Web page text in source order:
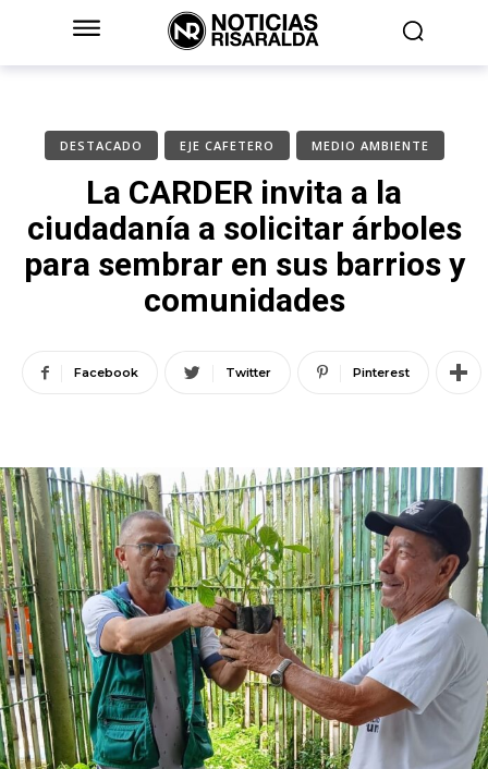
DESTACADO EJE CAFETERO MEDIO AMBIENTE
La CARDER invita a la
ciudadanía a solicitar árboles
para sembrar en sus barrios y
comunidades
Facebook Twitter Pinterest